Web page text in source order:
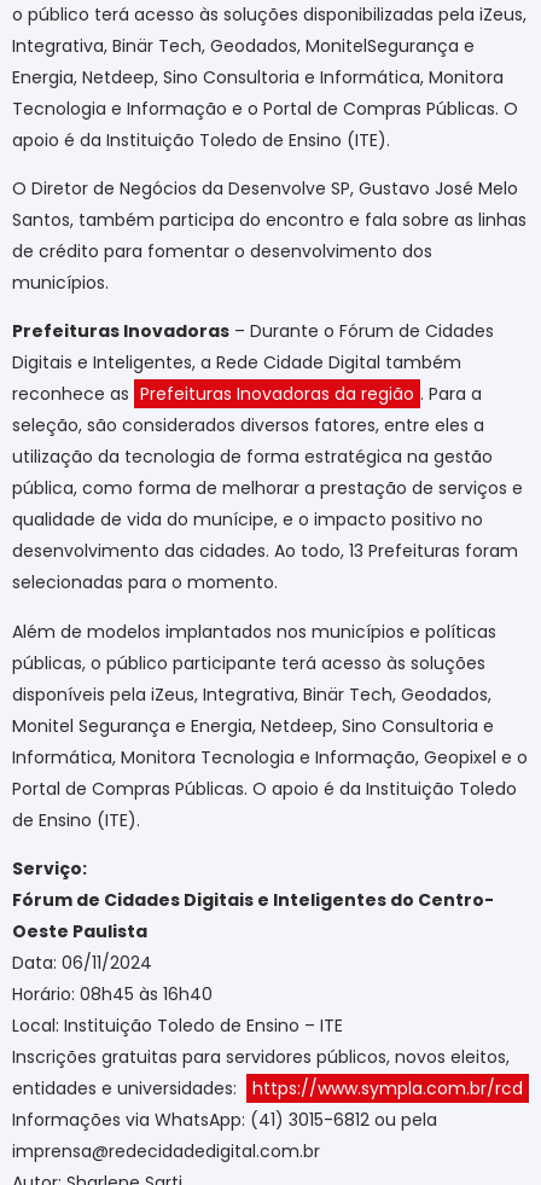
o público terá acesso às soluções disponibilizadas pela iZeus,
Integrativa, Binär Tech, Geodados, MonitelSegurança e
Energia, Netdeep, Sino Consultoria e Informática, Monitora
Tecnologia e Informação e o Portal de Compras Públicas. O
apoio é da Instituição Toledo de Ensino (ITE).
O Diretor de Negócios da Desenvolve SP, Gustavo José Melo
Santos, também participa do encontro e fala sobre as linhas
de crédito para fomentar o desenvolvimento dos
municípios.
Prefeituras Inovadoras – Durante o Fórum de Cidades
Digitais e Inteligentes, a Rede Cidade Digital também
reconhece as Prefeituras Inovadoras da região . Para a
seleção, são considerados diversos fatores, entre eles a
utilização da tecnologia de forma estratégica na gestão
pública, como forma de melhorar a prestação de serviços e
qualidade de vida do munícipe, e o impacto positivo no
desenvolvimento das cidades. Ao todo, 13 Prefeituras foram
selecionadas para o momento.
Além de modelos implantados nos municípios e políticas
públicas, o público participante terá acesso às soluções
disponíveis pela iZeus, Integrativa, Binär Tech, Geodados,
Monitel Segurança e Energia, Netdeep, Sino Consultoria e
Informática, Monitora Tecnologia e Informação, Geopixel e o
Portal de Compras Públicas. O apoio é da Instituição Toledo
de Ensino (ITE).
Serviço:
Fórum de Cidades Digitais e Inteligentes do Centro-
Oeste Paulista
Data: 06/11/2024
Horário: 08h45 às 16h40
Local: Instituição Toledo de Ensino – ITE
Inscrições gratuitas para servidores públicos, novos eleitos,
entidades e universidades:
https://www.sympla.com.br/rcd
Informações via WhatsApp: (41) 3015-6812 ou pela
imprensa@redecidadedigital.com.br